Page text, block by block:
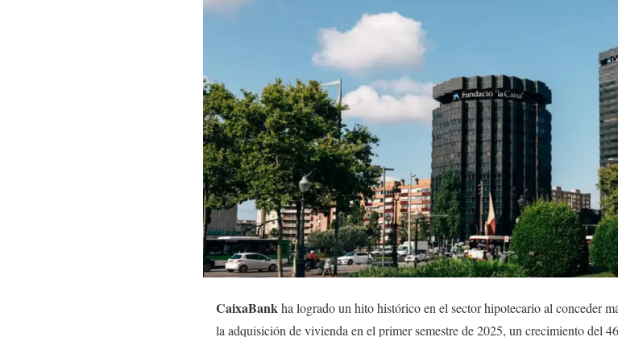
CaixaBankha logrado un hito histórico en el sector hipotecario al conceder
la adquisición de vivienda en el primer semestre de 2025, un crecimiento del